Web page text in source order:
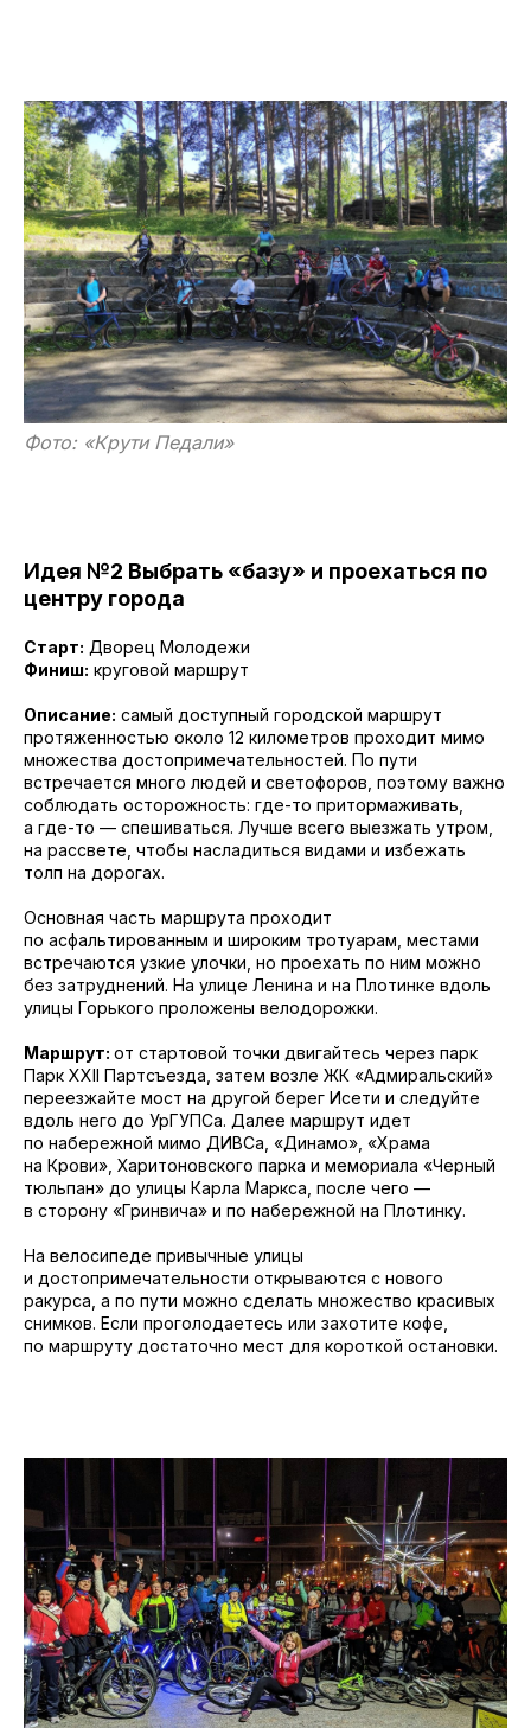
Фото: «Крути Педали»
Идея №2 Выбрать «базу» и проехаться по
центру города
Старт: Дворец Молодежи
Финиш: круговой маршрут
Описание: самый доступный городской маршрут
протяженностью около 12 километров проходит мимо
множества достопримечательностей. По пути
встречается много людей и светофоров, поэтому важно
соблюдать осторожность: где-то притормаживать,
а где-то — спешиваться. Лучше всего выезжать утром,
на рассвете, чтобы насладиться видами и избежать
толп на дорогах.
Основная часть маршрута проходит
по асфальтированным и широким тротуарам, местами
встречаются узкие улочки, но проехать по ним можно
без затруднений. На улице Ленина и на Плотинке вдоль
улицы Горького проложены велодорожки.
Маршрут: от стартовой точки двигайтесь через парк
Парк XXII Партсъезда, затем возле ЖК «Адмиральский»
переезжайте мост на другой берег Исети и следуйте
вдоль него до УрГУПСа. Далее маршрут идет
по набережной мимо ДИВСа, «Динамо», «Храма
на Крови», Харитоновского парка и мемориала «Черный
тюльпан» до улицы Карла Маркса, после чего —
в сторону «Гринвича» и по набережной на Плотинку.
На велосипеде привычные улицы
и достопримечательности открываются с нового
ракурса, а по пути можно сделать множество красивых
снимков. Если проголодаетесь или захотите кофе,
по маршруту достаточно мест для короткой остановки.